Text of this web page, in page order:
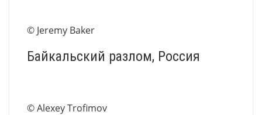
© Jeremy Baker
Байкальский разлом, Россия
© Alexey Trofimov